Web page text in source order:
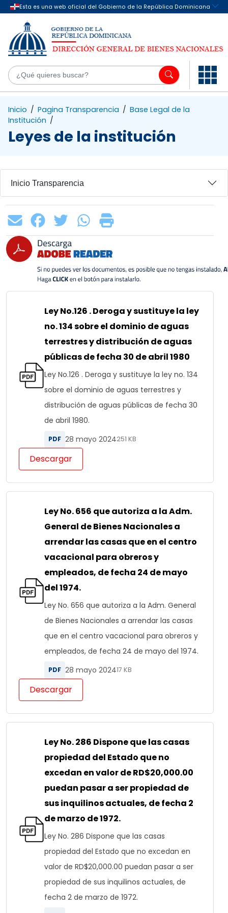
Saltar al contenido principal
Inicio / Pagina Transparencia / Base Legal de la
Institución /
Leyes de la institución
Inicio Transparencia
Ley No.126 . Deroga y sustituye la ley
no. 134 sobre el dominio de aguas
terrestres y distribución de aguas
públicas de fecha 30 de abril 1980
Ley No.126 . Deroga y sustituye la ley no. 134
sobre el dominio de aguas terrestres y
distribución de aguas públicas de fecha 30
de abril 1980.
PDF 28 mayo 2024251 KB
Descargar
Ley No. 656 que autoriza a la Adm.
General de Bienes Nacionales a
arrendar las casas que en el centro
vacacional para obreros y
empleados, de fecha 24 de mayo
del 1974.
Ley No. 656 que autoriza a la Adm. General
de Bienes Nacionales a arrendar las casas
que en el centro vacacional para obreros y
empleados, de fecha 24 de mayo del 1974.
PDF 28 mayo 202417 KB
Descargar
Ley No. 286 Dispone que las casas
propiedad del Estado que no
excedan en valor de RD$20,000.00
puedan pasar a ser propiedad de
sus inquilinos actuales, de fecha 2
de marzo de 1972.
Ley No. 286 Dispone que las casas
propiedad del Estado que no excedan en
valor de RD$20,000.00 puedan pasar a ser
propiedad de sus inquilinos actuales, de
fecha 2 de marzo de 1972.